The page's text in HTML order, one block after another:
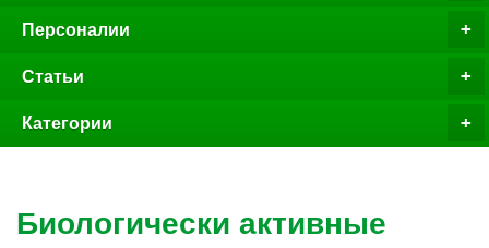
Персоналии
Статьи
Категории
Биологически активные